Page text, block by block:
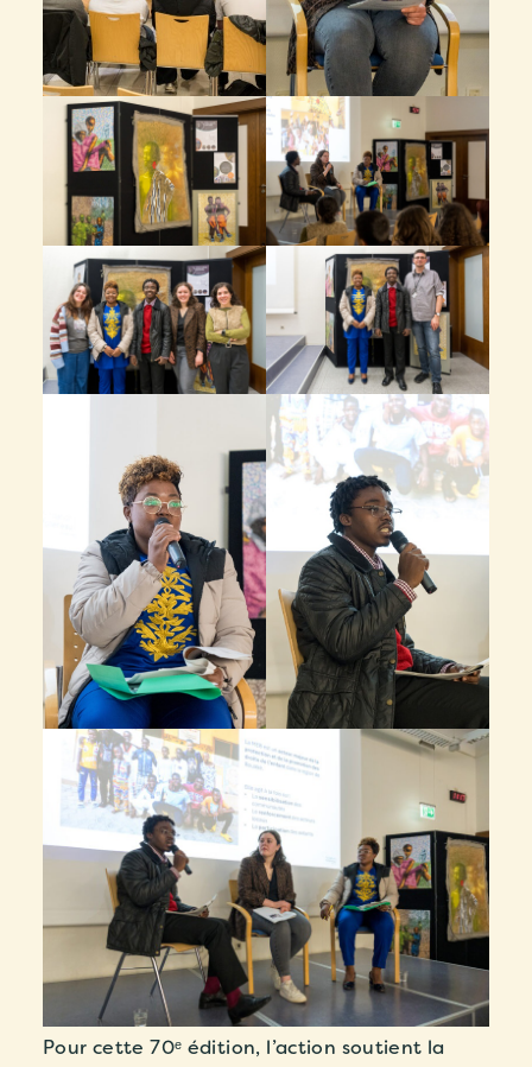
Pour cette 70ᵉ édition, l’action soutient la